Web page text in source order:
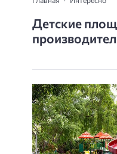
Детские